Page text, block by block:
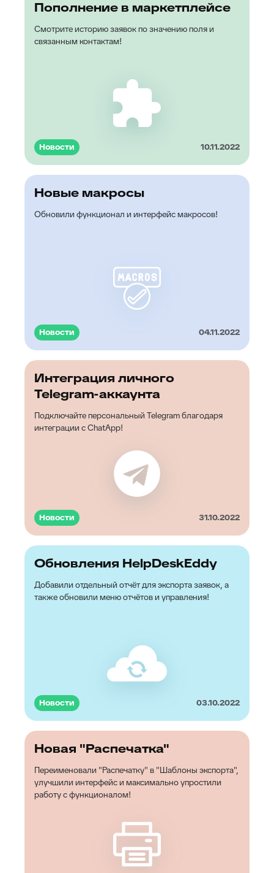
Пополнение в маркетплейсе
Смотрите историю заявок по значению поля и
связанным контактам!
Новости 10.11.2022
Новые макросы
Обновили функционал и интерфейс макросов!
Новости 04.11.2022
Интеграция личного
Telegram-аккаунта
Подключайте персональный Telegram благодаря
интеграции с ChatApp!
Новости 31.10.2022
Обновления HelpDeskEddy
Добавили отдельный отчёт для экспорта заявок, а
также обновили меню отчётов и управления!
Новости 03.10.2022
Новая "Распечатка"
Переименовали "Распечатку" в "Шаблоны экспорта",
улучшили интерфейс и максимально упростили
работу с функционалом!